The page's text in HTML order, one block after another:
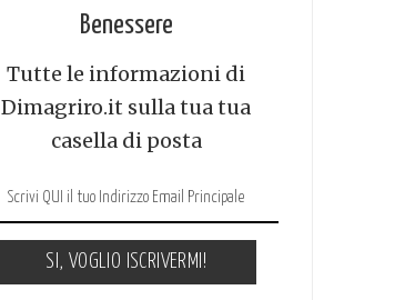
Benessere
Tutte le informazioni di
Dimagriro.it sulla tua tua
casella di posta
SI, VOGLIO ISCRIVERMI!